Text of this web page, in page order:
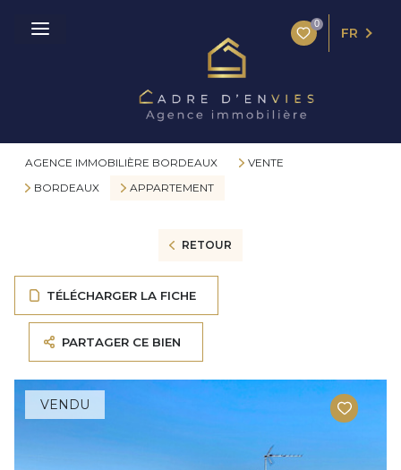
0
FR
AGENCE IMMOBILIÈRE BORDEAUX
VENTE
BORDEAUX
APPARTEMENT
RETOUR
TÉLÉCHARGER LA FICHE
PARTAGER CE BIEN
VENDU